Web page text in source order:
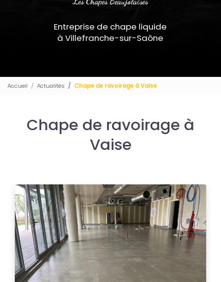
Entreprise de chape liquide
à Villefranche-sur-Saône
Accueil Actualités Chape de ravoirage à Vaise
Chape de ravoirage à
Vaise